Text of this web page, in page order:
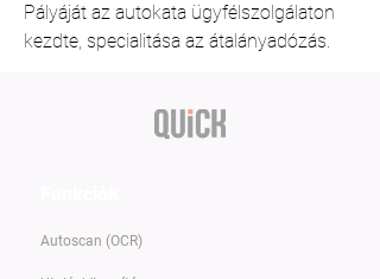
Pályáját az autokata ügyfélszolgálaton
kezdte, specialitása az átalányadózás.
Autoscan (OCR)